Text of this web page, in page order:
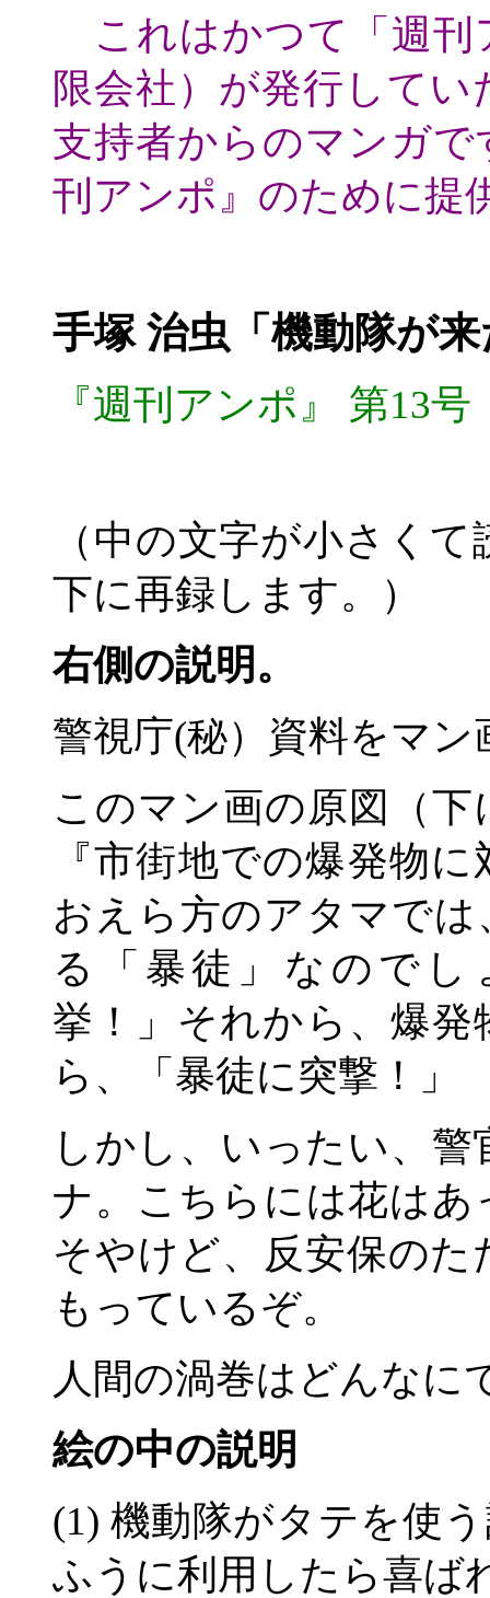
これはかつて「週刊
限会社）が発行して
支持者からのマンガ
刊アンポ』のために提
手塚 治虫「機動隊が
『週刊アンポ』 第13号
（中の文字が小さく
下に再録します。）
右側の説明。
警視庁(秘）資料をマ
このマン画の原図（
『市街地での爆発物
おえら方のアタマで
る「暴徒」なので
挙！」それから、爆
ら、「暴徒に突撃！」
しかし、いったい、
ナ。こちらには花は
そやけど、反安保の
もっているぞ。
人間の渦巻はどんなに
絵の中の説明
(1) 機動隊がタテを使
ふうに利用したら喜ば